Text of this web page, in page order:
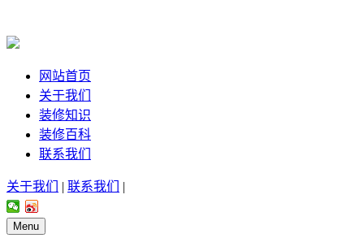
网站首页
关于我们
装修知识
装修百科
联系我们
关于我们 | 联系我们 |
Menu